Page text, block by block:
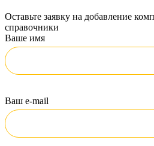
Оставьте заявку на добавление
справочники
Ваше имя
Ваш e-mail